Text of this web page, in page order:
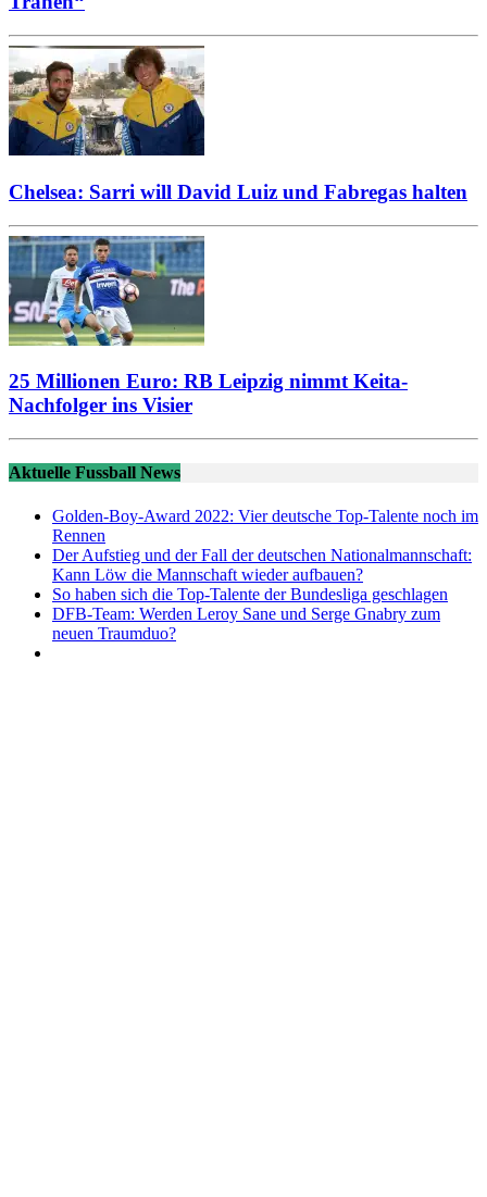
Chelsea: Sarri will David Luiz und Fabregas halten
25 Millionen Euro: RB Leipzig nimmt Keita-
Nachfolger ins Visier
Aktuelle Fussball News
Golden-Boy-Award 2022: Vier deutsche Top-Talente noch im
Rennen
Der Aufstieg und der Fall der deutschen Nationalmannschaft:
Kann Löw die Mannschaft wieder aufbauen?
So haben sich die Top-Talente der Bundesliga geschlagen
DFB-Team: Werden Leroy Sane und Serge Gnabry zum
neuen Traumduo?